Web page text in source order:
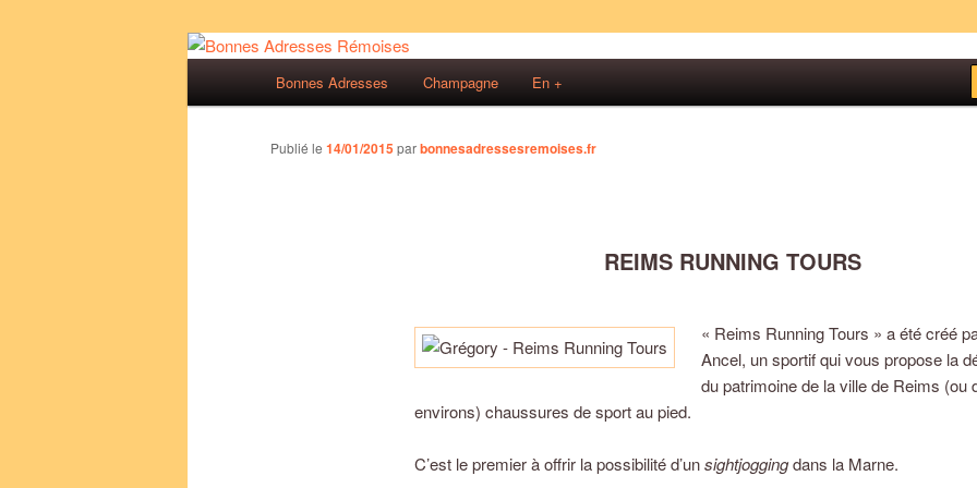
Bonnes Adresses Rémoises
Des bonnes adresses sur Reims!
Bonnes Adresses Champagne En +
REIMS RUNNING TOURS
Publié le 14/01/2015parbonnesadressesremoises.fr
« Reims Running Tours » a été créé
Ancel, un sportif qui vous propose la
du patrimoine de la ville de Reims (ou
environs) chaussures de sport au pied.
C’est le premier à offrir la possibilité d’unsightjoggingdans la Marne.